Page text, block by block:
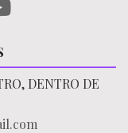
DENTRO DE